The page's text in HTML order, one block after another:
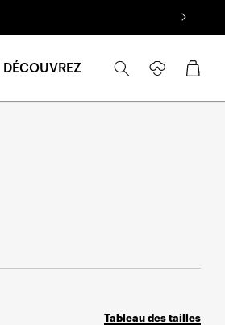
DÉCOUVREZ
connecter
Panier
Tableau des tailles